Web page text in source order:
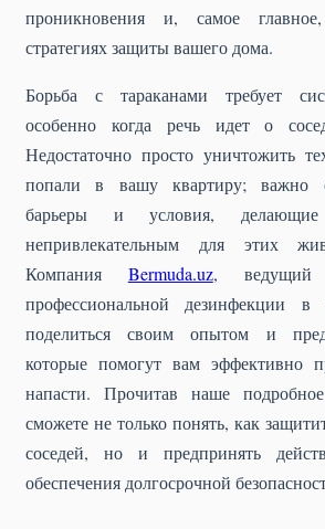
проникновения и, самое
стратегиях защиты вашего дома.
Борьба с тараканами требует
особенно когда речь идет о
Недостаточно просто уничтожить
попали в вашу квартиру; важно
барьеры и условия,
непривлекательным для этих
Компания Bermuda.uz, ведущий
профессиональной дезинфекции в
поделиться своим опытом и
которые помогут вам эффективно
напасти. Прочитав наше
сможете не только понять, как
соседей, но и предпринять
обеспечения долгосрочной